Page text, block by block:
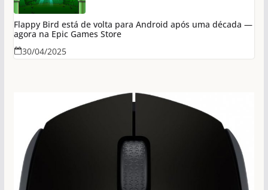
Flappy Bird está de volta para Android após uma década —
agora na Epic Games Store
30/04/2025